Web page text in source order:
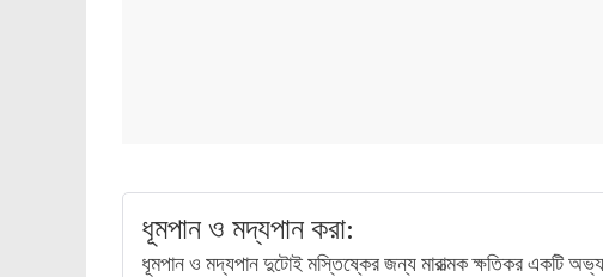
ধূমপান ও মদ্যপান করা:
ধূমপান ও মদ্যপান দুটোই মস্তিষ্কের জন্য মারাত্মক ক্ষতিকর একটি